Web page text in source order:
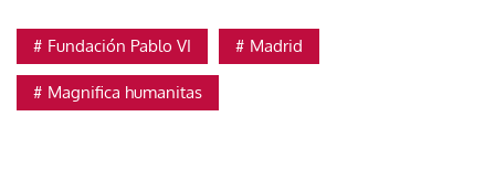
Fundación Pablo VI Madrid
Magnifica humanitas